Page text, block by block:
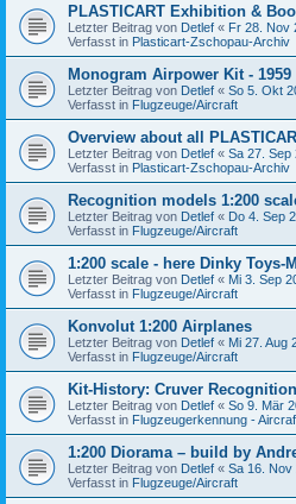
PLASTICART Exhibition &
Letzter Beitrag von Detlef « Fr 28. Nov
Verfasst in Plasticart-Zschopau-Archiv
Monogram Airpower Kit - 1959
Letzter Beitrag von Detlef « So 5. Okt
Verfasst in Flugzeuge/Aircraft
Overview about all
Letzter Beitrag von Detlef « Sa 27. Sep
Verfasst in Plasticart-Zschopau-Archiv
Recognition models 1:200
Letzter Beitrag von Detlef « Do 4. Sep
Verfasst in Flugzeuge/Aircraft
1:200 scale - here Dinky Toys-
Letzter Beitrag von Detlef « Mi 3. Sep
Verfasst in Flugzeuge/Aircraft
Konvolut 1:200 Airplanes
Letzter Beitrag von Detlef « Mi 27. Aug
Verfasst in Flugzeuge/Aircraft
Kit-History: Cruver
Letzter Beitrag von Detlef « So 9. Mär
Verfasst in Flugzeugerkennung -
1:200 Diorama – build by
Letzter Beitrag von Detlef « Sa 16. Nov
Verfasst in Flugzeuge/Aircraft